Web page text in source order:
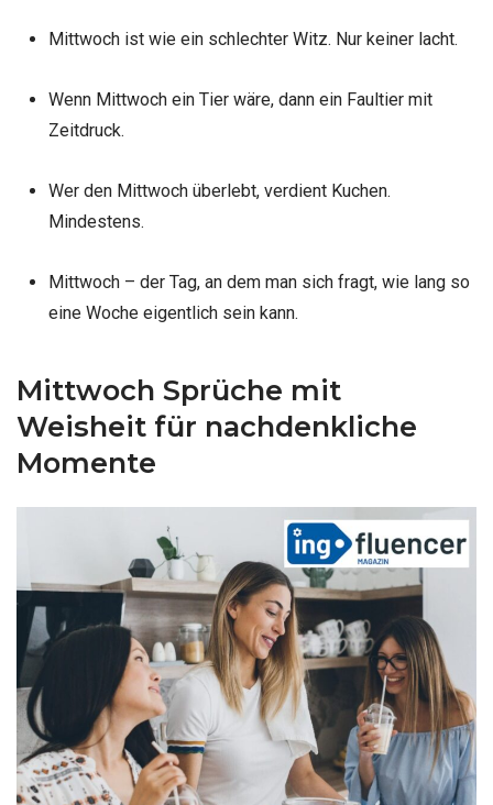
Mittwoch ist wie ein schlechter Witz. Nur keiner lacht.
Wenn Mittwoch ein Tier wäre, dann ein Faultier mit
Zeitdruck.
Wer den Mittwoch überlebt, verdient Kuchen.
Mindestens.
Mittwoch – der Tag, an dem man sich fragt, wie lang so
eine Woche eigentlich sein kann.
Mittwoch Sprüche mit
Weisheit für nachdenkliche
Momente